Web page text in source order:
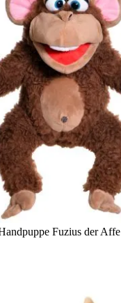
Fuzius der Affe